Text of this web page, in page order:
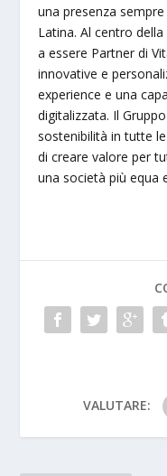
una presenza
Latina. Al centro della
a essere Partner di
innovative e
experience e una
digitalizzata. Il
sostenibilità in tutte
di creare valore per
una società più equa
VALUTARE: